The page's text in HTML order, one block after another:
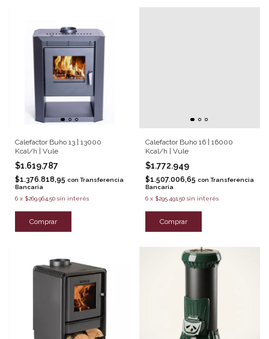
Calefactor Buho 13 | 13000
Kcal/h | Vule
$1.619.787
$1.376.818,95 con Transferencia
Bancaria
6 x $269.964,50 sin interés
Comprar
Calefactor Buho 16 | 16000
Kcal/h | Vule
$1.772.949
$1.507.006,65 con Transferencia
Bancaria
6 x $295.491,50 sin interés
Comprar